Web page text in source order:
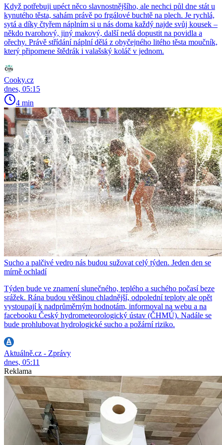
Když potřebuji upéct něco slavnostnějšího, ale nechci půl dne stát u
kynutého těsta, sahám právě po frgálové buchtě na plech. Je rychlá,
sytá a díky čtyřem náplním si u nás doma každý najde svůj kousek –
někdo tvarohový, jiný makový, další nedá dopustit na povidla a
ořechy. Právě střídání náplní dělá z obyčejného litého těsta moučník,
který připomene štědrák i valašský koláč v jednom.
Cooky.cz
dnes, 05:15
4 min
Sucho a palčivé vedro nás budou sužovat celý týden. Jeden den se
mírně ochladí
Týden bude ve znamení slunečného, teplého a suchého počasí beze
srážek. Rána budou většinou chladnější, odpolední teploty ale opět
vystoupají k nadprůměrným hodnotám, informoval na webu a na
facebooku Český hydrometeorologický ústav (ČHMÚ). Nadále se
bude prohlubovat hydrologické sucho a požární riziko.
Aktuálně.cz - Zprávy
dnes, 05:11
Reklama